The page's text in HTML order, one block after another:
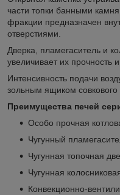
части топки банными
фракции предназначен
отверстиями.
Дверка, пламегаситель и
увеличивает их прочность
Интенсивность подачи
зольным ящиком совкового
Преимущества печей
Особо прочная
Чугунный
Чугунная топочная
Чугунная
Конвекционно-